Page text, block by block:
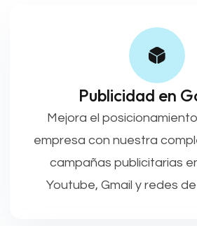
Publicidad en
Mejora el
empresa con nuestra
campañas publicitarias
Youtube, Gmail y redes